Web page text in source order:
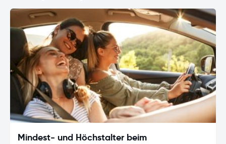
Mindest- und Höchstalter beim